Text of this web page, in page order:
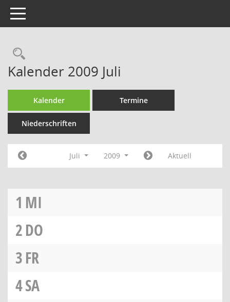
Toggle navigation
Rechercheauswahl
Kalender 2009 Juli
Kalender Termine
Niederschriften
Juli 2009 Aktuell
1 MI
2DO
3FR
4SA